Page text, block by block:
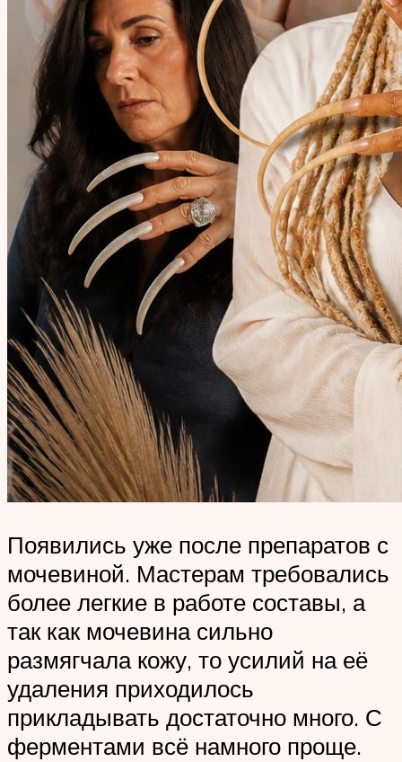
Появились уже после препаратов с
мочевиной. Мастерам требовались
более легкие в работе составы, а
так как мочевина сильно
размягчала кожу, то усилий на её
удаления приходилось
прикладывать достаточно много. С
ферментами всё намного проще.